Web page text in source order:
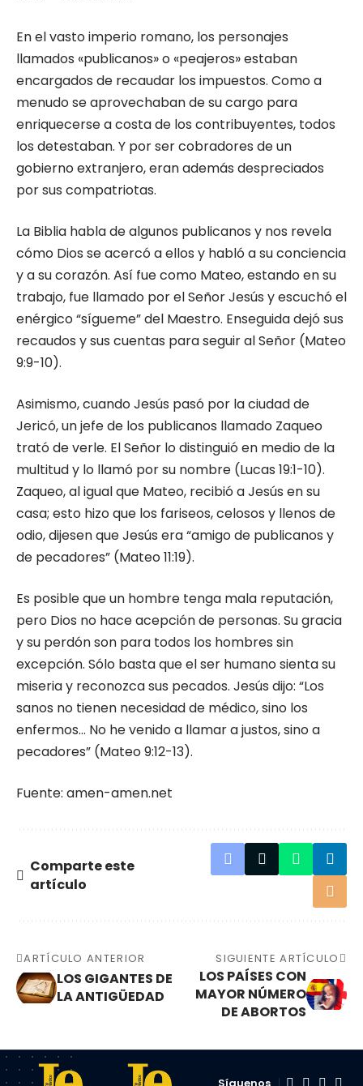
En el vasto imperio romano, los personajes
llamados «publicanos» o «peajeros» estaban
encargados de recaudar los impuestos. Como a
menudo se aprovechaban de su cargo para
enriquecerse a costa de los contribuyentes, todos
los detestaban. Y por ser cobradores de un
gobierno extranjero, eran además despreciados
por sus compatriotas.
La Biblia habla de algunos publicanos y nos revela
cómo Dios se acercó a ellos y habló a su conciencia
y a su corazón. Así fue como Mateo, estando en su
trabajo, fue llamado por el Señor Jesús y escuchó el
enérgico “sígueme” del Maestro. Enseguida dejó sus
recaudos y sus cuentas para seguir al Señor (Mateo
9:9-10).
Asimismo, cuando Jesús pasó por la ciudad de
Jericó, un jefe de los publicanos llamado Zaqueo
trató de verle. El Señor lo distinguió en medio de la
multitud y lo llamó por su nombre (Lucas 19:1-10).
Zaqueo, al igual que Mateo, recibió a Jesús en su
casa; esto hizo que los fariseos, celosos y llenos de
odio, dijesen que Jesús era “amigo de publicanos y
de pecadores” (Mateo 11:19).
Es posible que un hombre tenga mala reputación,
pero Dios no hace acepción de personas. Su gracia
y su perdón son para todos los hombres sin
excepción. Sólo basta que el ser humano sienta su
miseria y reconozca sus pecados. Jesús dijo: “Los
sanos no tienen necesidad de médico, sino los
enfermos… No he venido a llamar a justos, sino a
pecadores” (Mateo 9:12-13).
Fuente: amen-amen.net
Comparte este
artículo
ARTÍCULO ANTERIOR
LOS GIGANTES DE
LA ANTIGÜEDAD
SIGUIENTE ARTÍCULO
LOS PAÍSES CON
MAYOR NÚMERO
DE ABORTOS
Síguenos